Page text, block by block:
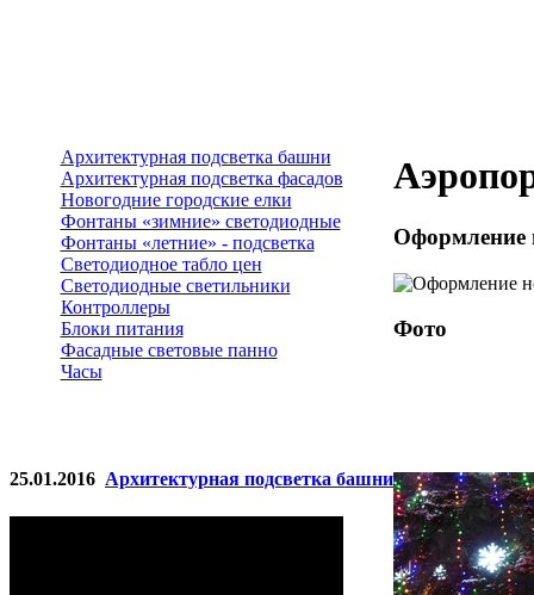
Архитектурная подсветка башни
Архитектурная подсветка фасадов
Новогодние городские елки
Фонтаны «зимние» светодиодные
Фонтаны «летние» - подсветка
Светодиодное табло цен
Светодиодные светильники
Контроллеры
Блоки питания
Фасадные световые панно
Часы
25.01.2016 Архитектурная подсветка башни
Оформление
Фото